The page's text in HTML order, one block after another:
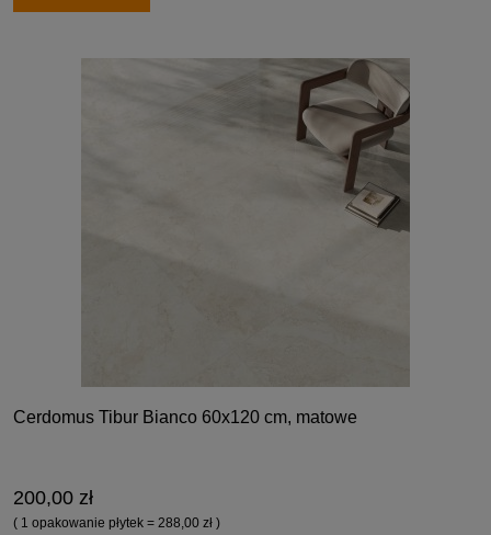
Cerdomus Tibur Bianco 60x120 cm, matowe
200,00 zł
( 1 opakowanie płytek = 288,00 zł )